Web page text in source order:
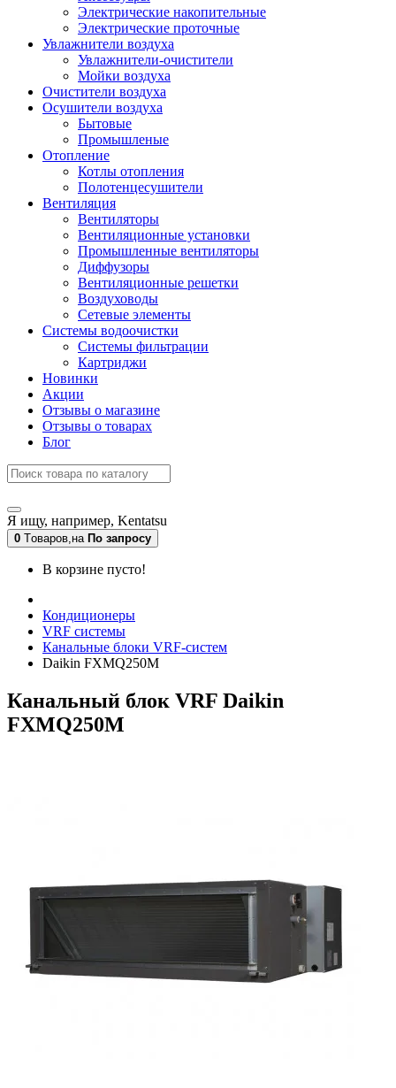
Электрические накопительные
Электрические проточные
Увлажнители воздуха
Увлажнители-очистители
Мойки воздуха
Очистители воздуха
Осушители воздуха
Бытовые
Промышленые
Отопление
Котлы отопления
Полотенцесушители
Вентиляция
Вентиляторы
Вентиляционные установки
Промышленные вентиляторы
Диффузоры
Вентиляционные решетки
Воздуховоды
Сетевые элементы
Системы водоочистки
Системы фильтрации
Картриджи
Новинки
Акции
Отзывы о магазине
Отзывы о товарах
Блог
Я ищу, например, Kentatsu
0 Tоваров,на По запросу
В корзине пусто!
Кондиционеры
VRF системы
Канальные блоки VRF-систем
Daikin FXMQ250M
Канальный блок VRF Daikin
FXMQ250M